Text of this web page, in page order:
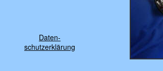
Daten-
schutzerklärung